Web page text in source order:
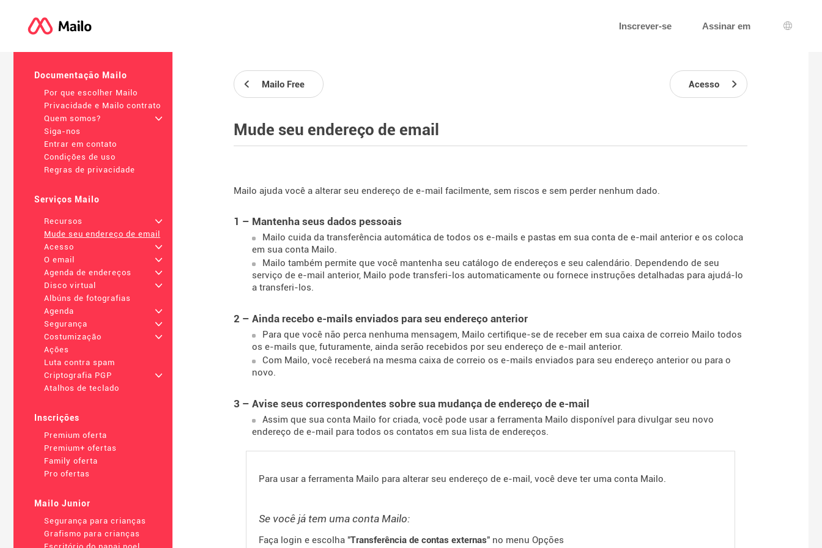
Inscrever-se Assinar em
Documentação Mailo
Por que escolher Mailo
Privacidade e Mailo contrato
Quem somos?
+
Siga-nos
Entrar em contato
Condições de uso
Regras de privacidade
Serviços Mailo
Recursos
+
Mude seu endereço de email
Acesso
+
O email
+
Agenda de endereços
+
Disco virtual
+
Albúns de fotografias
Agenda
+
Segurança
+
Costumização
+
Ações
Luta contra spam
Criptografia PGP
+
Atalhos de teclado
Inscrições
Premium oferta
Premium+ ofertas
Family oferta
Pro ofertas
Mailo Junior
Segurança para crianças
Grafismo para crianças
Mailo Free Acesso
Mude seu endereço de email
Mailo ajuda você a alterar seu endereço de e-mail facilmente, sem riscos e sem perder nenhum dado.
1 – Mantenha seus dados pessoais
Mailo cuida da transferência automática de todos os e-mails e pastas em sua conta de e-mail anterior e os coloca
em sua conta Mailo.
Mailo também permite que você mantenha seu catálogo de endereços e seu calendário. Dependendo de seu
serviço de e-mail anterior, Mailo pode transferi-los automaticamente ou fornece instruções detalhadas para ajudá-lo
a transferi-los.
2 – Ainda recebo e-mails enviados para seu endereço anterior
Para que você não perca nenhuma mensagem, Mailo certifique-se de receber em sua caixa de correio Mailo todos
os e-mails que, futuramente, ainda serão recebidos por seu endereço de e-mail anterior.
Com Mailo, você receberá na mesma caixa de correio os e-mails enviados para seu endereço anterior ou para o
novo.
3 – Avise seus correspondentes sobre sua mudança de endereço de e-mail
Assim que sua conta Mailo for criada, você pode usar a ferramenta Mailo disponível para divulgar seu novo
endereço de e-mail para todos os contatos em sua lista de endereços.
Para usar a ferramenta Mailo para alterar seu endereço de e-mail, você deve ter uma conta Mailo.
Se você já tem uma conta Mailo:
Faça login e escolha "Transferência de contas externas" no menu Opções